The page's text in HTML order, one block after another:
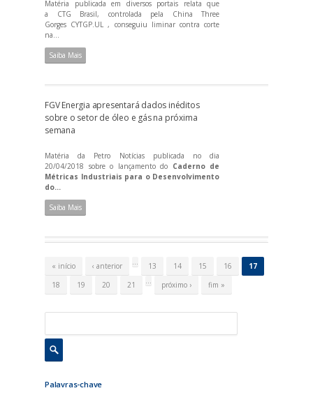
Matéria publicada em diversos portais relata que
a CTG Brasil, controlada pela China Three
Gorges CYTGP.UL , conseguiu liminar contra corte
na...
Saiba Mais
FGV Energia apresentará dados inéditos
sobre o setor de óleo e gás na próxima
semana
Matéria da Petro Notícias publicada no dia
20/04/2018 sobre o lançamento do Caderno de
Métricas Industriais para o Desenvolvimento
do...
Saiba Mais
n
s
« início ‹ anterior … 13 14 15 16
17
18
19 20 21 … próximo › fim »
Palavras-chave